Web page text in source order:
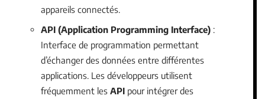
appareils connectés.
API (Application Programming Interface) :
Interface de programmation permettant
d’échanger des données entre différentes
applications. Les développeurs utilisent
fréquemment les API pour intégrer des